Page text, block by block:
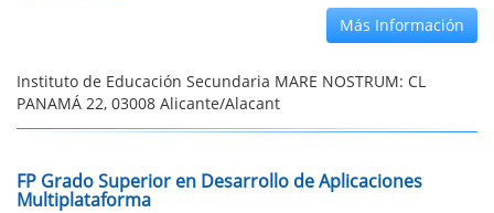
Más Información
Instituto de Educación Secundaria MARE NOSTRUM: CL
PANAMÁ 22, 03008 Alicante/Alacant
FP Grado Superior en Desarrollo de Aplicaciones
Multiplataforma